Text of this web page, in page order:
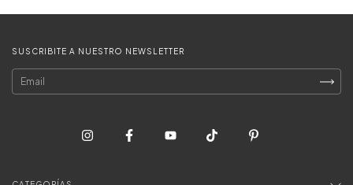
SUSCRIBITE A NUESTRO NEWSLETTER